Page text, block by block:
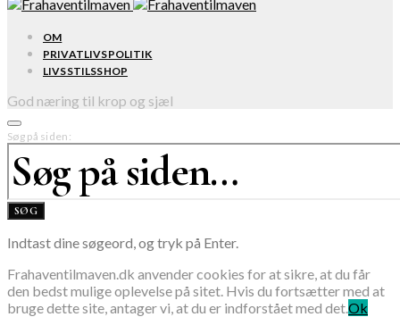
OM
PRIVATLIVSPOLITIK
LIVSSTILSSHOP
God næring til krop og sjæl
Søg på siden:
SØG
Indtast dine søgeord, og tryk på Enter.
Frahaventilmaven.dk anvender cookies for at sikre, at du får
den bedst mulige oplevelse på sitet. Hvis du fortsætter med at
bruge dette site, antager vi, at du er indforstået med det.Ok